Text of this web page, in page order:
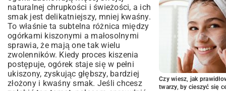
imbirem
Szybkie ogórki małosolne – przepis dla
niecierpliwych
Jak przechowywać i serwować ogórki
małosolne?
Optymalne warunki przechowywania
Pomysły na wykorzystanie w kuchni
Podsumowanie – ciesz się smakiem
naturalnej chrupkości i świeżości, a ich
smak jest delikatniejszy, mniej kwaśny.
To właśnie ta subtelna różnica między
ogórkami kiszonymi a małosolnymi
sprawia, że mają one tak wielu
zwolenników. Kiedy proces kiszenia
postępuje, ogórek staje się w pełni
ukiszony, zyskując głębszy, bardziej
złożony i kwaśny smak. Jeśli chcesz
Czy wiesz, jak
twarzy, by cieszyć się